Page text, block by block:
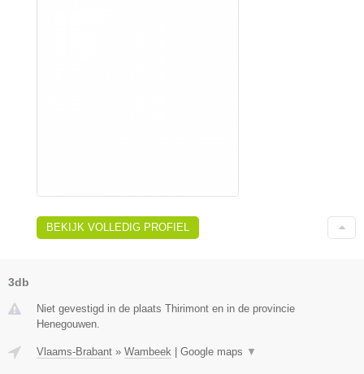
BEKIJK VOLLEDIG PROFIEL
3db
Niet gevestigd in de plaats Thirimont en in de provincie
Henegouwen.
Vlaams-Brabant » Wambeek Google maps ▼